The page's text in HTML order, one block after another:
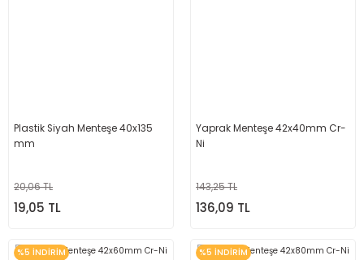
Plastik Siyah Menteşe 40x135
mm
20,06 TL
19,05 TL
Yaprak Menteşe 42x40mm Cr-
Ni
143,25 TL
136,09 TL
%5 İNDİRİM %5 İNDİRİM